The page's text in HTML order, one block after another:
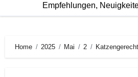
Empfehlungen,
Home 2025 Mai 2